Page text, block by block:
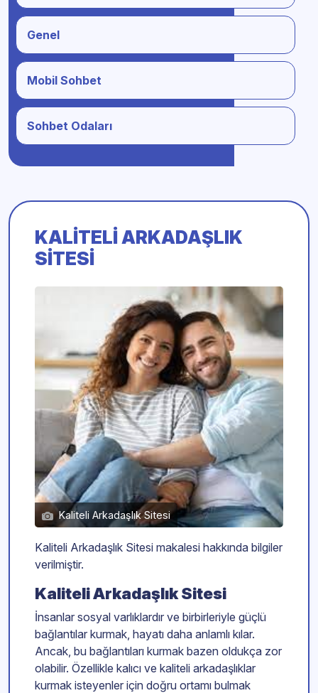
Genel
Mobil Sohbet
Sohbet Odaları
KALITELI ARKADAŞLIK
SITESI
Kaliteli Arkadaşlık Sitesi
Kaliteli Arkadaşlık Sitesi makalesi hakkında bilgiler
verilmiştir.
Kaliteli Arkadaşlık Sitesi
İnsanlar sosyal varlıklardır ve birbirleriyle güçlü
bağlantılar kurmak, hayatı daha anlamlı kılar.
Ancak, bu bağlantıları kurmak bazen oldukça zor
olabilir. Özellikle kalıcı ve kaliteli arkadaşlıklar
kurmak isteyenler için doğru ortamı bulmak